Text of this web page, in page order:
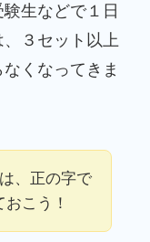
生などで１日
３セット以上
くなってきま
、正の字で
こう！